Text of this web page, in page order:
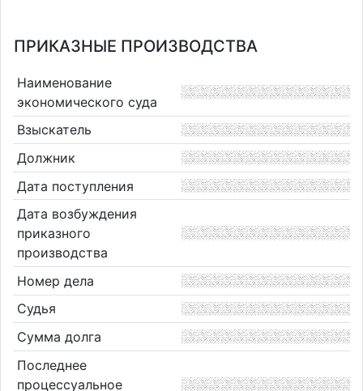
ПРИКАЗНЫЕ ПРОИЗВОДСТВА
Наименование
экономического суда
Взыскатель
Должник
Дата поступления
Дата возбуждения
приказного
производства
Номер дела
Судья
Сумма долга
Последнее
процессуальное